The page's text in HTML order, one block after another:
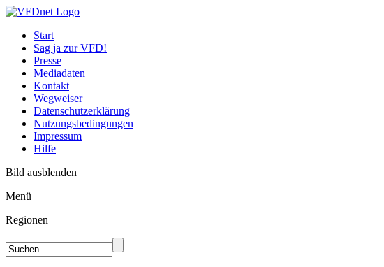
Start
Sag ja zur VFD!
Presse
Mediadaten
Kontakt
Wegweiser
Datenschutzerklärung
Nutzungsbedingungen
Impressum
Hilfe
Bild ausblenden
Menü
Regionen